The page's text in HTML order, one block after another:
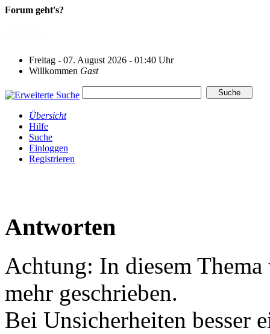
Forum geht's?
Freitag - 07. August 2026 - 01:40 Uhr
Willkommen Gast
Übersicht
Hilfe
Suche
Einloggen
Registrieren
Antworten
Achtung: In diesem
mehr geschrieben.
Bei Unsicherheiten besser